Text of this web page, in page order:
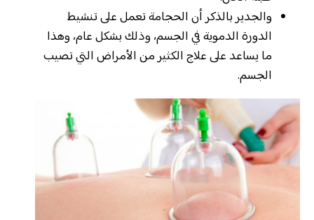
والجدير بالذكر أن الحجامة تعمل على تنشيط
الدورة الدموية في الجسم، وذلك بشكل عام، وهذا
ما يساعد على علاج الكثير من الأمراض التي تصيب
الجسم.